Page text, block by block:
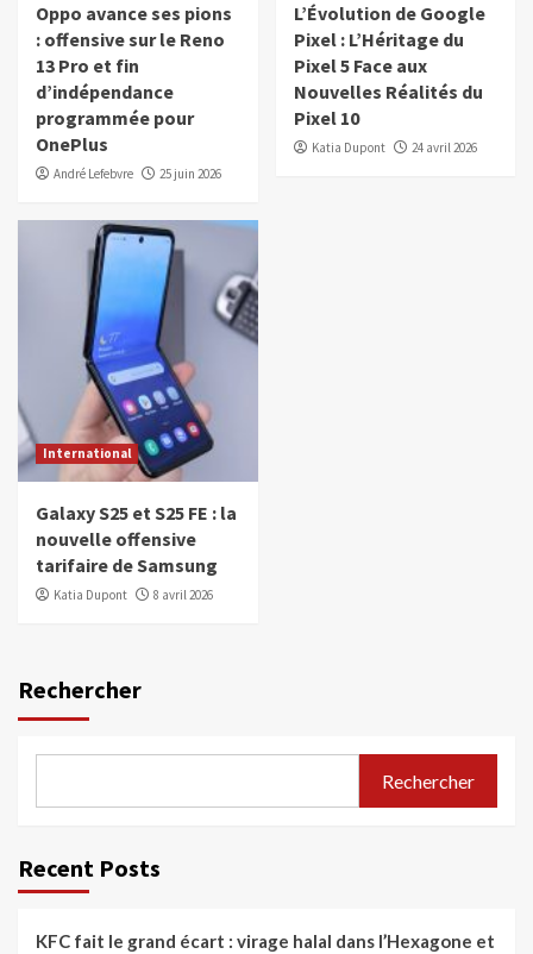
Oppo avance ses pions
: offensive sur le Reno
13 Pro et fin
d’indépendance
programmée pour
OnePlus
André Lefebvre 25 juin 2026
L’Évolution de Google
Pixel : L’Héritage du
Pixel 5 Face aux
Nouvelles Réalités du
Pixel 10
Katia Dupont 24 avril 2026
International
Galaxy S25 et S25 FE : la
nouvelle offensive
tarifaire de Samsung
Katia Dupont 8 avril 2026
Rechercher
Rechercher
Recent Posts
KFC fait le grand écart : virage halal dans l’Hexagone et